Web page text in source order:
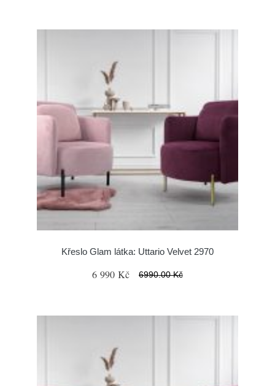
Křeslo Glam látka: Uttario Velvet 2970
6 990 Kč 6990.00 Kč